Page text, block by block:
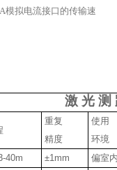
模拟电流接口的传输速
激 光 测
重复
精度
使用
环境
40m ±1mm
偏室